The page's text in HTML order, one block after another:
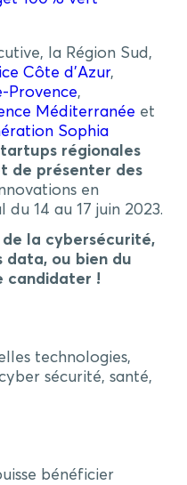
la Région Sud,
Côte d’Azur,
Provence,
Méditerranée et
Sophia
régionales
de présenter des
en
14 au 17 juin 2023.
la cybersécurité,
data, ou bien du
candidater !
technologies,
sécurité, santé,
bénéficier